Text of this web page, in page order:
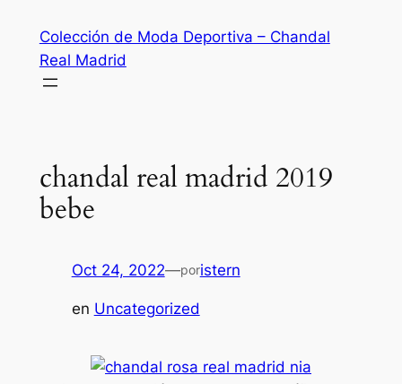
contenido
Colección de Moda Deportiva – Chandal
Real Madrid
chandal real madrid 2019
bebe
Oct 24, 2022—poristern
en Uncategorized